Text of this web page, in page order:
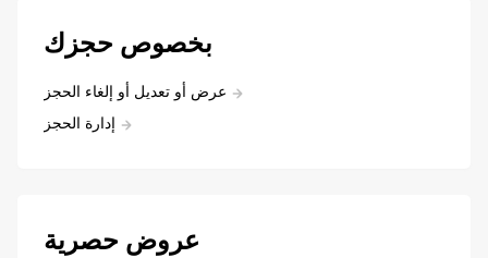
بخصوص حجزك
عرض أو تعديل أو إلغاء الحجز
إدارة الحجز
عروض حصرية